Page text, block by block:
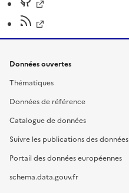
Données ouvertes
Thématiques
Données de référence
Catalogue de données
Suivre les publications des données
Portail des données européennes
schema.data.gouv.fr